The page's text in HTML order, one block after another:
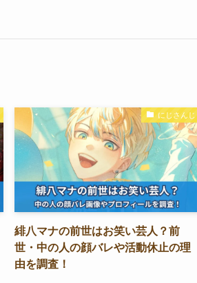
にじさんじ
緋八マナの前世はお笑い芸人？前
世・中の人の顔バレや活動休止の理
由を調査！